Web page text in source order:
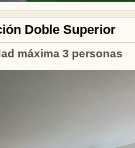
Doble Superior
máxima 3 personas